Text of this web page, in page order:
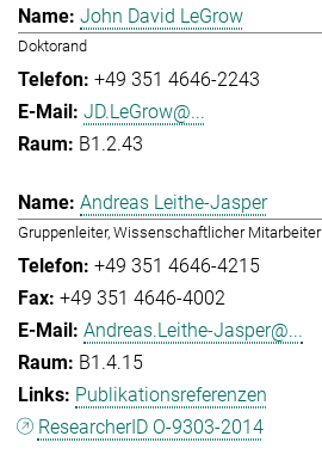
John David LeGrow
Doktorand
+49 351 4646-2243
JD.LeGrow@...
B1.2.43
Andreas Leithe-Jasper
Gruppenleiter, Wissenschaftlicher Mitarbeiter
+49 351 4646-4215
+49 351 4646-4002
Andreas.Leithe-Jasper@...
B1.4.15
Publikationsreferenzen
ResearcherID O-9303-2014